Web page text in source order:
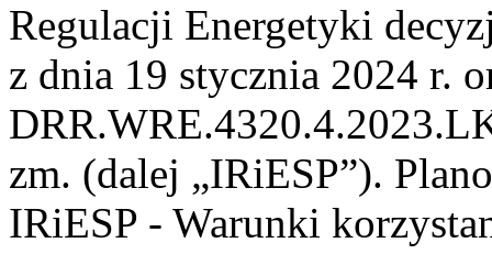
Regulacji Energetyki
z dnia 19 stycznia 2024 r.
zm. (dalej „IRiESP”).
IRiESP - Warunki